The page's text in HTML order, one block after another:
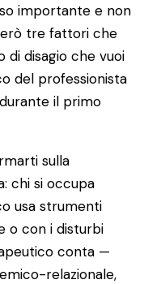
importante e non
tre fattori che
di disagio che vuoi
del professionista
il primo
sulla
chi si occupa
usa strumenti
o con i disturbi
conta —
relazionale,